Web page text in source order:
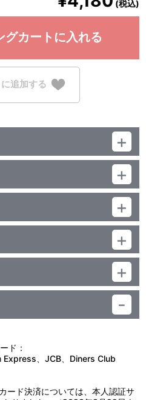
(税込)
グカートに入れる
追加する
＜飛翔せよ！チームDASH
ｰﾃﾞｼﾞﾀﾙ(ｽﾃﾚｵ)／片面2層／ｽﾀﾝﾀﾞｰ
たカイトとミズキは、二手に分か
に巻き込まれてしまう。霧の中、
、一方ミズキは洞窟の中で重傷を
。介抱するミズキに、ケサムは自
のだ！果たして地球の運命は！？
！”
隕石接近の報告が入る。DASH
免れたが、隕石の中には宇宙生
での隕石調査中に復活したバグ
監督：梶 研吾／特技監督：菊地
梶 研吾／特技監督：菊地雄一
藤 太／特技監督：村石宏實
佐藤 太／特技監督：村石宏實
サー：岡﨑剛之・八木 毅・山西太
行／音楽プロデューサー：玉川 静
ョンディレクター：板野一郎／Ｃ
制作協力：電通／製作著作：中部
他
・ケンジロウ：小川信行／コイシ
ン・ホワイト：ショーン・ニコル
タ・シゲル：宍戸 開／ヨシナガ教
ド：
、JCB、Diners Club
ード決済については、本人認証サ